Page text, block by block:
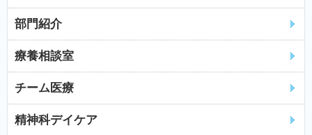
部門紹介
療養相談室
チーム医療
精神科デイケア